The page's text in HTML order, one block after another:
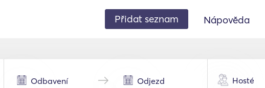
Přidat seznam Nápověda
Hosté